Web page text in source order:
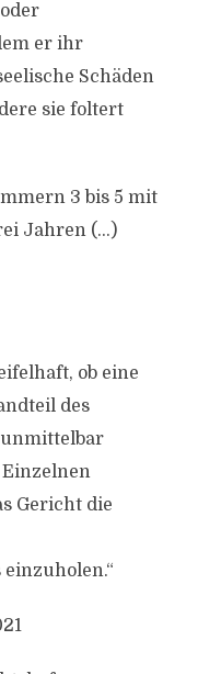
er ihr
Schäden
sie foltert
3 bis 5 mit
Jahren (…)
ob eine
des
unmittelbar
Gericht die